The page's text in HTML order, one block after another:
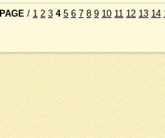
PAGE / 1 2 3 4 5 6 7 8 9 10 11 12 13 14